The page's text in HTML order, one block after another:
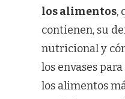
los alimentos,
contienen, su
nutricional y
los envases
los alimentos